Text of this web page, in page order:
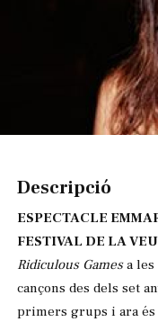
Descripció
ESPECTACLE
FESTIVAL DE LA
Ridiculous Gamesa les
cançons des dels set
primers grups i ara és